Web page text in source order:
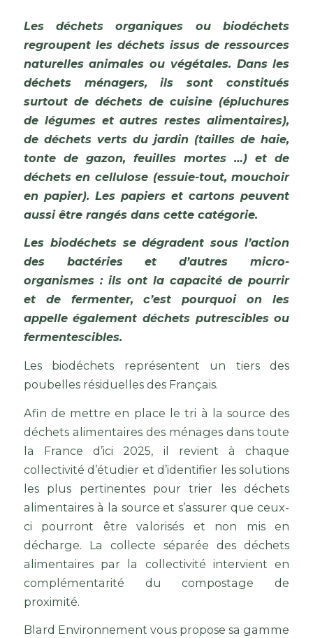
Les déchets organiques ou biodéchets
regroupent les déchets issus de ressources
naturelles animales ou végétales. Dans les
déchets ménagers, ils sont constitués
surtout de déchets de cuisine (épluchures
de légumes et autres restes alimentaires),
de déchets verts du jardin (tailles de haie,
tonte de gazon, feuilles mortes …) et de
déchets en cellulose (essuie-tout, mouchoir
en papier). Les papiers et cartons peuvent
aussi être rangés dans cette catégorie.
Les biodéchets se dégradent sous l’action
des bactéries et d’autres micro-
organismes : ils ont la capacité de pourrir
et de fermenter, c’est pourquoi on les
appelle également déchets putrescibles ou
fermentescibles.
Les biodéchets représentent un tiers des
poubelles résiduelles des Français.
Afin de mettre en place le tri à la source des
déchets alimentaires des ménages dans toute
la France d’ici 2025, il revient à chaque
collectivité d’étudier et d’identifier les solutions
les plus pertinentes pour trier les déchets
alimentaires à la source et s’assurer que ceux-
ci pourront être valorisés et non mis en
décharge. La collecte séparée des déchets
alimentaires par la collectivité intervient en
complémentarité du compostage de
proximité.
Blard Environnement vous propose sa gamme